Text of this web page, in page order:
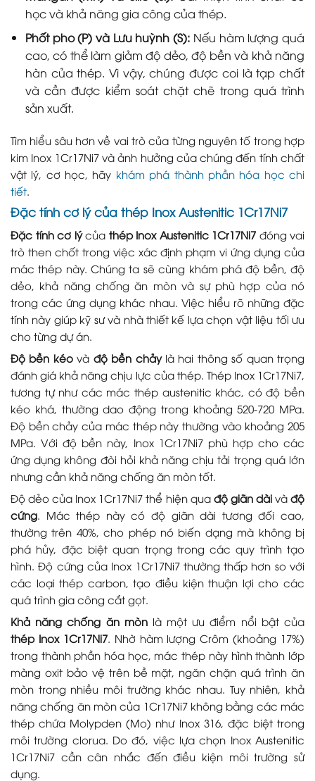
học và khả năng gia công của thép.
Phốt pho (P) và Lưu huỳnh (S): Nếu hàm lượng quá
cao, có thể làm giảm độ dẻo, độ bền và khả năng
hàn của thép. Vì vậy, chúng được coi là tạp chất
và cần được kiểm soát chặt chẽ trong quá trình
sản xuất.
Tìm hiểu sâu hơn về vai trò của từng nguyên tố trong hợp
kim Inox 1Cr17Ni7 và ảnh hưởng của chúng đến tính chất
vật lý, cơ học, hãy khám phá thành phần hóa học chi
tiết.
Đặc tính cơ lý của thép Inox Austenitic 1Cr17Ni7
Đặc tính cơ lýcủa thép Inox Austenitic 1Cr17Ni7 đóng vai
trò then chốt trong việc xác định phạm vi ứng dụng của
mác thép này. Chúng ta sẽ cùng khám phá độ bền, độ
dẻo, khả năng chống ăn mòn và sự phù hợp của nó
trong các ứng dụng khác nhau. Việc hiểu rõ những đặc
tính này giúp kỹ sư và nhà thiết kế lựa chọn vật liệu tối ưu
cho từng dự án.
Độ bền kéovà độ bền chảylà hai thông số quan trọng
đánh giá khả năng chịu lực của thép. Thép Inox 1Cr17Ni7,
tương tự như các mác thép austenitic khác, có độ bền
kéo khá, thường dao động trong khoảng 520-720 MPa.
Độ bền chảy của mác thép này thường vào khoảng 205
MPa. Với độ bền này, Inox 1Cr17Ni7 phù hợp cho các
ứng dụng không đòi hỏi khả năng chịu tải trọng quá lớn
nhưng cần khả năng chống ăn mòn tốt.
Độ dẻo của Inox 1Cr17Ni7 thể hiện qua độ giãn dàivàđộ
cứng . Mác thép này có độ giãn dài tương đối cao,
thường trên 40%, cho phép nó biến dạng mà không bị
phá hủy, đặc biệt quan trọng trong các quy trình tạo
hình. Độ cứng của Inox 1Cr17Ni7 thường thấp hơn so với
các loại thép carbon, tạo điều kiện thuận lợi cho các
quá trình gia công cắt gọt.
Khả năng chống ăn mònlà một ưu điểm nổi bật của
thép Inox 1Cr17Ni7. Nhờ hàm lượng Crôm (khoảng 17%)
trong thành phần hóa học, mác thép này hình thành lớp
màng oxit bảo vệ trên bề mặt, ngăn chặn quá trình ăn
mòn trong nhiều môi trường khác nhau. Tuy nhiên, khả
năng chống ăn mòn của 1Cr17Ni7 không bằng các mác
thép chứa Molypden (Mo) như Inox 316, đặc biệt trong
môi trường clorua. Do đó, việc lựa chọn Inox Austenitic
1Cr17Ni7 cần cân nhắc đến điều kiện môi trường sử
dụng.